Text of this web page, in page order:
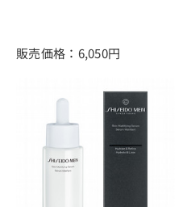
販売価格：6,050円